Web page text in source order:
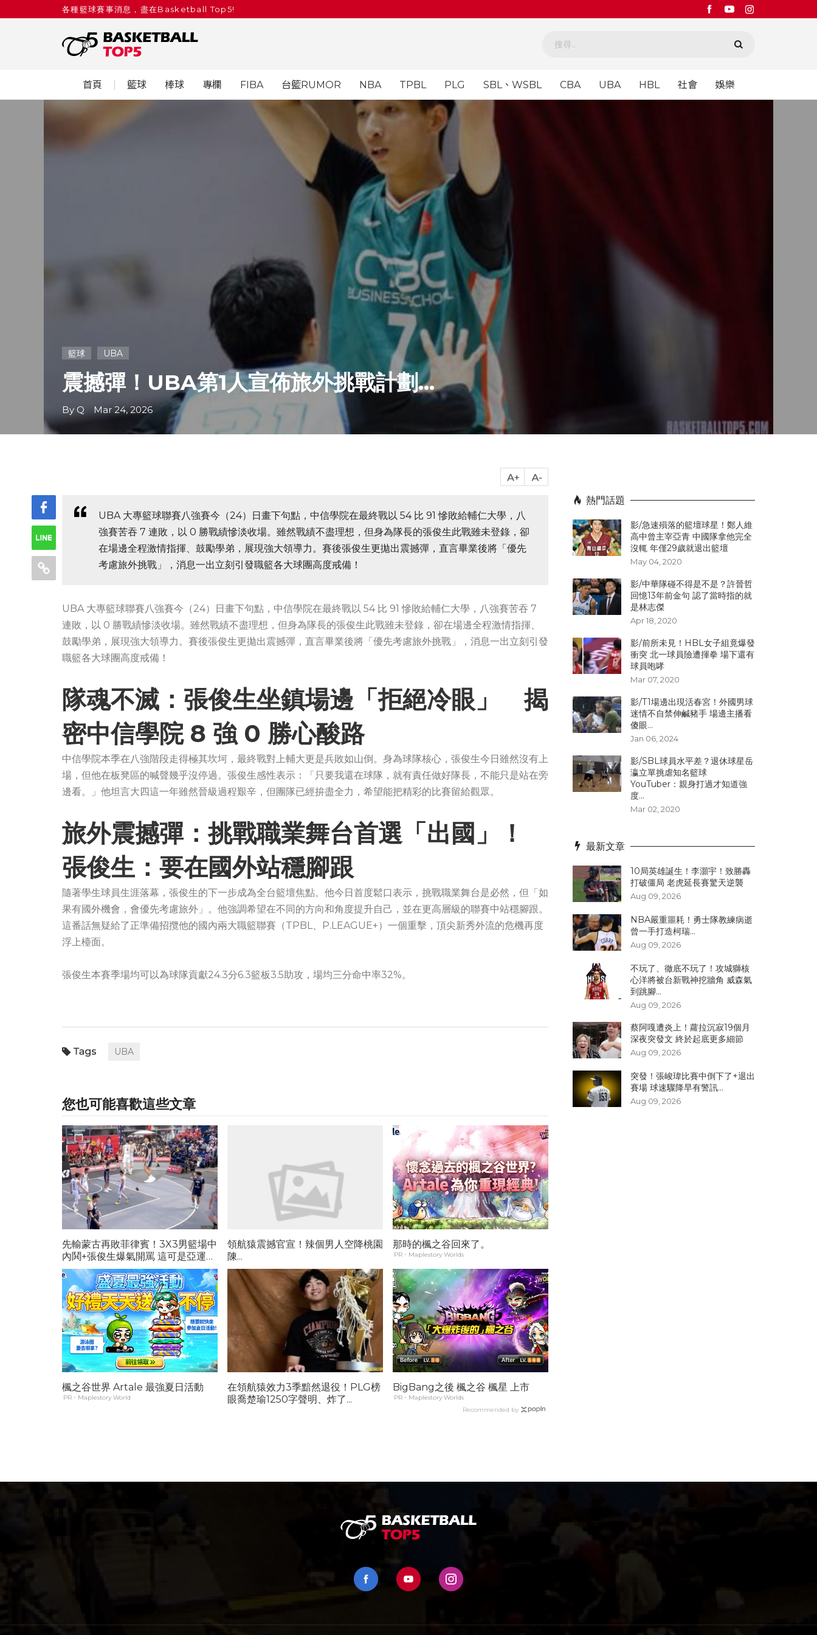
各種籃球賽事消息，盡在Basketball Top5!
首頁 籃球 棒球 專欄 FIBA 台籃RUMOR NBA TPBL PLG SBL、WSBL CBA UBA HBL 社會 娛樂
籃球 UBA
震撼彈！UBA第1人宣佈旅外挑戰計劃...
By Q Mar 24, 2026
UBA 大專籃球聯賽八強賽今（24）日畫下句點，中信學院在最終戰以 54 比 91 慘敗給輔仁大學，八
強賽苦吞 7 連敗，以 0 勝戰績慘淡收場。雖然戰績不盡理想，但身為隊長的張俊生此戰雖未登錄，卻
在場邊全程激情指揮、鼓勵學弟，展現強大領導力。賽後張俊生更拋出震撼彈，直言畢業後將「優先
考慮旅外挑戰」，消息一出立刻引發職籃各大球團高度戒備！
UBA 大專籃球聯賽八強賽今（24）日畫下句點，中信學院在最終戰以 54 比 91 慘敗給輔仁大學，八強賽苦吞 7
連敗，以 0 勝戰績慘淡收場。雖然戰績不盡理想，但身為隊長的張俊生此戰雖未登錄，卻在場邊全程激情指揮、
鼓勵學弟，展現強大領導力。賽後張俊生更拋出震撼彈，直言畢業後將「優先考慮旅外挑戰」，消息一出立刻引發
職籃各大球團高度戒備！
隊魂不滅：張俊生坐鎮場邊「拒絕冷眼」 揭
密中信學院 8 強 0 勝心酸路
中信學院本季在八強階段走得極其坎坷，最終戰對上輔大更是兵敗如山倒。身為球隊核心，張俊生今日雖然沒有上
場，但他在板凳區的喊聲幾乎沒停過。張俊生感性表示：「只要我還在球隊，就有責任做好隊長，不能只是站在旁
邊看。」他坦言大四這一年雖然晉級過程艱辛，但團隊已經拚盡全力，希望能把精彩的比賽留給觀眾。
旅外震撼彈：挑戰職業舞台首選「出國」！
張俊生：要在國外站穩腳跟
隨著學生球員生涯落幕，張俊生的下一步成為全台籃壇焦點。他今日首度鬆口表示，挑戰職業舞台是必然，但「如
果有國外機會，會優先考慮旅外」。他強調希望在不同的方向和角度提升自己，並在更高層級的聯賽中站穩腳跟。
這番話無疑給了正準備招攬他的國內兩大職籃聯賽（TPBL、P.LEAGUE+）一個重擊，頂尖新秀外流的危機再度
浮上檯面。
張俊生本賽季場均可以為球隊貢獻24.3分6.3籃板3.5助攻，場均三分命中率32%。
UBA
您也可能喜歡這些文章
先輸蒙古再敗菲律賓！3X3男籃場中
內鬨+張俊生爆氣開罵 這可是亞運金
牌中華隊...
領航猿震撼官宣！辣個男人空降桃園
陳...
那時的楓之谷回來了。
PR・Maplestory Worlds
楓之谷世界 Artale 最強夏日活動
PR・Maplestory World
在領航猿效力3季黯然退役！PLG榜
眼喬楚瑜1250字聲明、炸了...
BigBang之後 楓之谷 楓星 上市
PR・Maplestory Worlds
Recommended by
熱門話題
影/急速殞落的籃壇球星！鄭人維
高中曾主宰亞青 中國隊拿他完全
沒輒 年僅29歲就退出籃壇
May 04, 2020
影/中華隊碰不得是不是？許晉哲
回憶13年前金句 認了當時指的就
是林志傑
Apr 18, 2020
影/前所未見！HBL女子組竟爆發
衝突 北一球員險遭揮拳 場下還有
球員咆哮
Mar 07, 2020
影/T1場邊出現活春宮！外國男球
迷情不自禁伸鹹豬手 場邊主播看
傻眼...
Jan 06, 2024
影/SBL球員水平差？退休球星岳
瀛立單挑虐知名籃球
YouTuber：親身打過才知道強
度...
Mar 02, 2020
最新文章
10局英雄誕生！李灝宇！致勝轟
打破僵局 老虎延長賽驚天逆襲
Aug 09, 2026
NBA嚴重噩耗！勇士隊教練病逝
曾一手打造柯瑞...
Aug 09, 2026
不玩了、徹底不玩了！攻城獅核
心洋將被台新戰神挖牆角 威森氣
到跳腳...
Aug 09, 2026
蔡阿嘎遭炎上！蘿拉沉寂19個月
深夜突發文 終於起底更多細節
Aug 09, 2026
突發！張峻瑋比賽中倒下了+退出
賽場 球速驟降早有警訊...
Aug 09, 2026